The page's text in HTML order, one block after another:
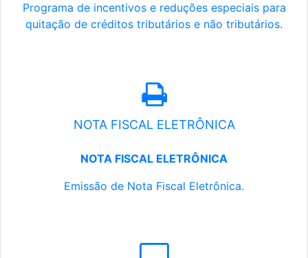
Programa de incentivos e reduções especiais para
quitação de créditos tributários e não tributários.
NOTA FISCAL ELETRÔNICA
NOTA FISCAL ELETRÔNICA
Emissão de Nota Fiscal Eletrônica.